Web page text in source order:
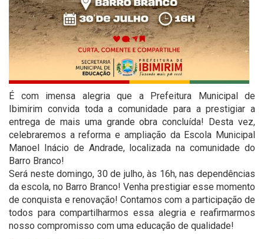
É com imensa alegria que a Prefeitura Municipal de
Ibimirim convida toda a comunidade para a prestigiar a
entrega de mais uma grande obra concluída! Desta vez,
celebraremos a reforma e ampliação da Escola Municipal
Manoel Inácio de Andrade, localizada na comunidade do
Barro Branco!
Será neste domingo, 30 de julho, às 16h, nas dependências
da escola, no Barro Branco! Venha prestigiar esse momento
de conquista e renovação! Contamos com a participação de
todos para compartilharmos essa alegria e reafirmarmos
nosso compromisso com uma educação de qualidade!